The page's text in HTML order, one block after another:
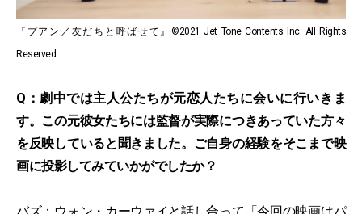
『プアン／友だちと呼ばせて』©2021 Jet Tone Contents Inc. All Rights
Reserved.
Q：劇中では主人公たちが元恋人たちに会いに行いきま
す。この元彼女たちには監督が実際につきあっていた方々
を反映していると聞きました。ご自身の経験をそこまで映
画に投影してみていかがでしたか？